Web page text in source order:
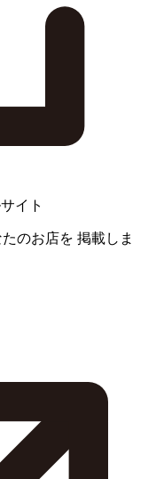
イト
たのお店を 掲載しま